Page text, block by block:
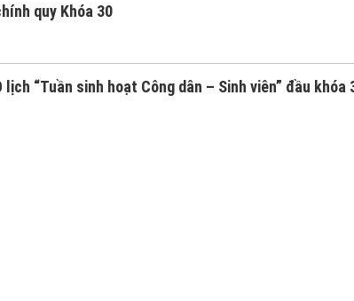
quy Khóa 30
lịch “Tuần sinh hoạt Công dân – Sinh viên” đầu khóa